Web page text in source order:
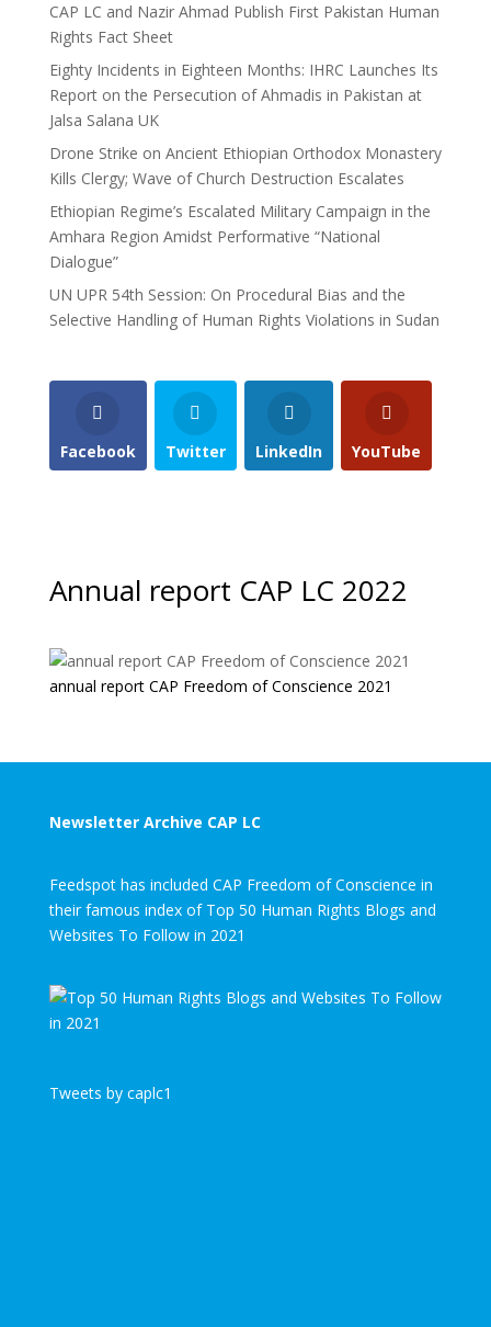
CAP LC and Nazir Ahmad Publish First Pakistan Human
Rights Fact Sheet
Eighty Incidents in Eighteen Months: IHRC Launches Its
Report on the Persecution of Ahmadis in Pakistan at
Jalsa Salana UK
Drone Strike on Ancient Ethiopian Orthodox Monastery
Kills Clergy; Wave of Church Destruction Escalates
Ethiopian Regime’s Escalated Military Campaign in the
Amhara Region Amidst Performative “National
Dialogue”
UN UPR 54th Session: On Procedural Bias and the
Selective Handling of Human Rights Violations in Sudan
Facebook Twitter LinkedIn YouTube
Annual report CAP LC 2022
annual report CAP Freedom of Conscience 2021
Newsletter Archive CAP LC
Feedspot has included CAP Freedom of Conscience in
their famous index of Top 50 Human Rights Blogs and
Websites To Follow in 2021
Tweets by caplc1